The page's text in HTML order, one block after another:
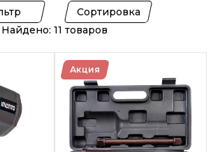
Сортировка
Найдено: 11 товаров
Акция